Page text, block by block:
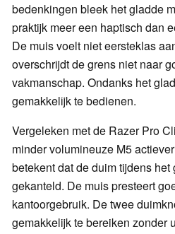
bedenkingen bleek het gladde
praktijk meer een haptisch dan
De muis voelt niet eersteklas
overschrijdt de grens niet naar
vakmanschap. Ondanks het
gemakkelijk te bedienen.
Vergeleken met de Razer Pro
minder volumineuze M5
betekent dat de duim tijdens
gekanteld. De muis presteert
kantoorgebruik. De twee
gemakkelijk te bereiken zonder